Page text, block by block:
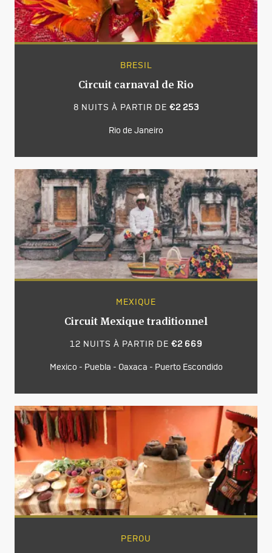
BRESIL
Circuit carnaval de Rio
8 NUITS À PARTIR DE €2 253
Rio de Janeiro
MEXIQUE
Circuit Mexique traditionnel
12 NUITS À PARTIR DE €2 669
Mexico - Puebla - Oaxaca - Puerto Escondido
PEROU